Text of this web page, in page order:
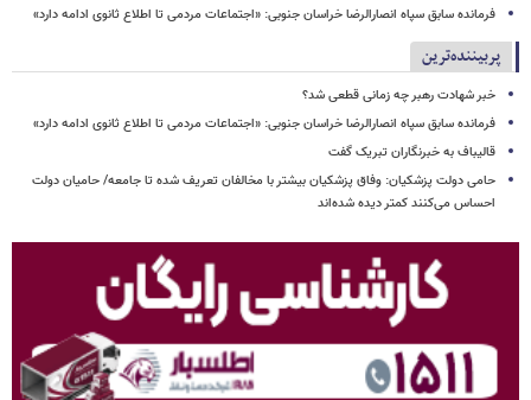
فرمانده سابق سپاه انصارالرضا خراسان جنوبی: «اجتماعات مردمی تا اطلاع ثانوی ادامه دارد»
پربیننده‌ترین
خبر شهادت رهبر چه زمانی قطعی شد؟
فرمانده سابق سپاه انصارالرضا خراسان جنوبی: «اجتماعات مردمی تا اطلاع ثانوی ادامه دارد»
قالیباف به خبرنگاران تبریک گفت
حامی دولت پزشکیان: وفاق پزشکیان بیشتر با مخالفان تعریف شده تا جامعه/ حامیان دولت
احساس می‌کنند کمتر دیده شده‌اند